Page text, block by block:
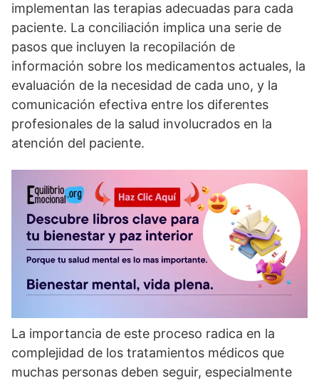
implementan las terapias adecuadas para cada
paciente. La conciliación implica una serie de
pasos que incluyen la recopilación de
información sobre los medicamentos actuales, la
evaluación de la necesidad de cada uno, y la
comunicación efectiva entre los diferentes
profesionales de la salud involucrados en la
atención del paciente.
La importancia de este proceso radica en la
complejidad de los tratamientos médicos que
muchas personas deben seguir, especialmente